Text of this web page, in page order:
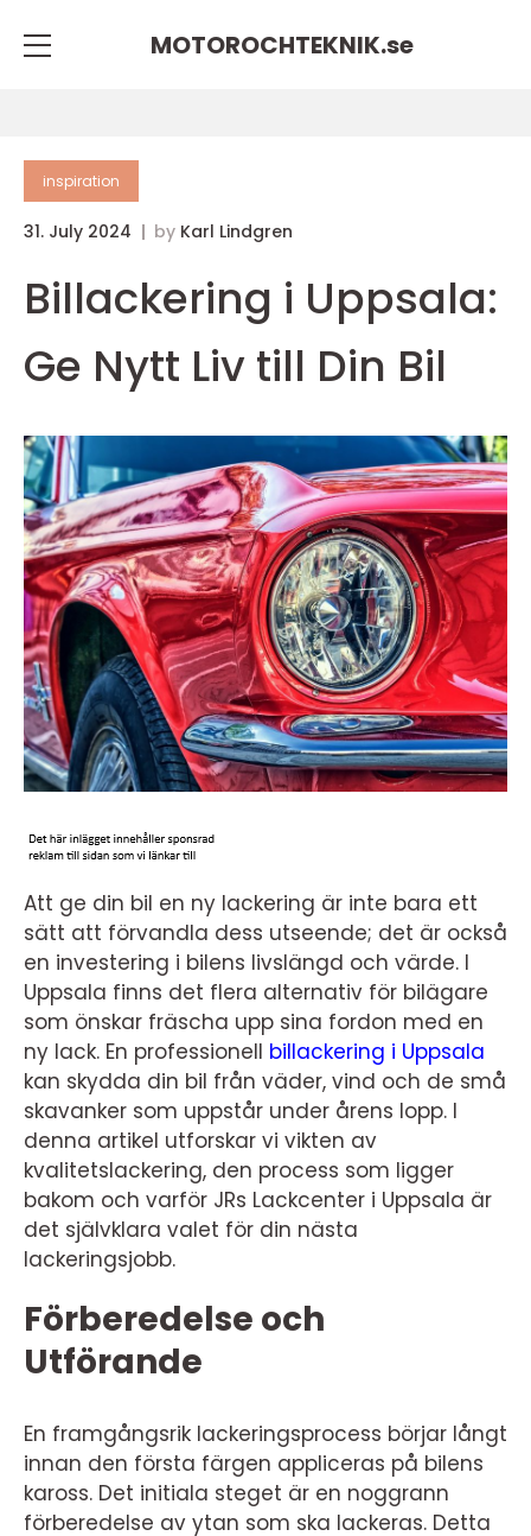
MOTOROCHTEKNIK.se
inspiration
31. July 2024 by Karl Lindgren
Billackering i Uppsala:
Ge Nytt Liv till Din Bil
Att ge din bil en ny lackering är inte bara ett
sätt att förvandla dess utseende; det är också
en investering i bilens livslängd och värde. I
Uppsala finns det flera alternativ för bilägare
som önskar fräscha upp sina fordon med en
ny lack. En professionell billackering i Uppsala
kan skydda din bil från väder, vind och de små
skavanker som uppstår under årens lopp. I
denna artikel utforskar vi vikten av
kvalitetslackering, den process som ligger
bakom och varför JRs Lackcenter i Uppsala är
det självklara valet för din nästa
lackeringsjobb.
Förberedelse och
Utförande
En framgångsrik lackeringsprocess börjar långt
innan den första färgen appliceras på bilens
kaross. Det initiala steget är en noggrann
förberedelse av ytan som ska lackeras. Detta